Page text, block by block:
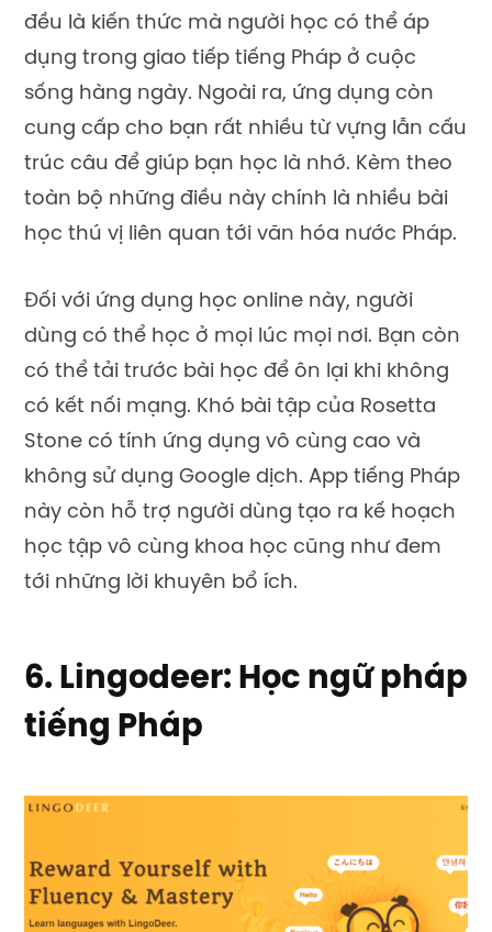
đều là kiến thức mà người học có thể áp
dụng trong giao tiếp tiếng Pháp ở cuộc
sống hàng ngày. Ngoài ra, ứng dụng còn
cung cấp cho bạn rất nhiều từ vựng lẫn cấu
trúc câu để giúp bạn học là nhớ. Kèm theo
toàn bộ những điều này chính là nhiều bài
học thú vị liên quan tới văn hóa nước Pháp.
Đối với ứng dụng học online này, người
dùng có thể học ở mọi lúc mọi nơi. Bạn còn
có thể tải trước bài học để ôn lại khi không
có kết nối mạng. Khó bài tập của Rosetta
Stone có tính ứng dụng vô cùng cao và
không sử dụng Google dịch. App tiếng Pháp
này còn hỗ trợ người dùng tạo ra kế hoạch
học tập vô cùng khoa học cũng như đem
tới những lời khuyên bổ ích.
6. Lingodeer: Học ngữ pháp
tiếng Pháp